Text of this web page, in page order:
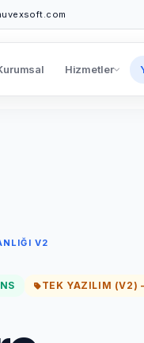
Hizmetler
V2
TEK YAZILIM (V2)